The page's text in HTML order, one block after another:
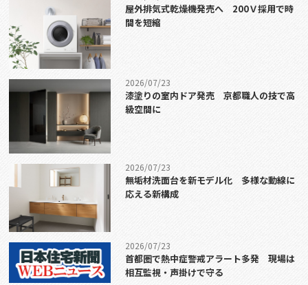
屋外排気式乾燥機発売へ 200Ｖ採用で時
間を短縮
2026/07/23
漆塗りの室内ドア発売 京都職人の技で高
級空間に
2026/07/23
無垢材洗面台を新モデル化 多様な動線に
応える新構成
2026/07/23
首都圏で熱中症警戒アラート多発 現場は
相互監視・声掛けで守る